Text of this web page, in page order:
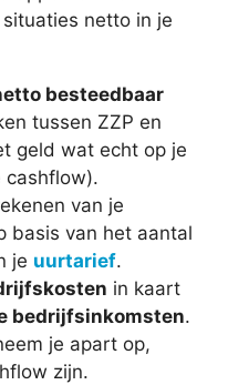
netto in je
besteedbaar
tussen ZZP en
geld wat echt op je
van je
basis van het aantal
je uurtarief.
in kaart
bedrijfsinkomsten.
je apart op,
zijn.